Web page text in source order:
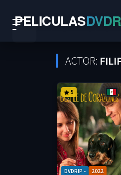
PELICULAS
ACTOR:
DVDRIP - 2022
5